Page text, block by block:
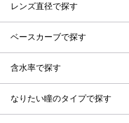
レンズ直径で探す
ベースカーブで探す
含水率で探す
なりたい瞳のタイプで探す